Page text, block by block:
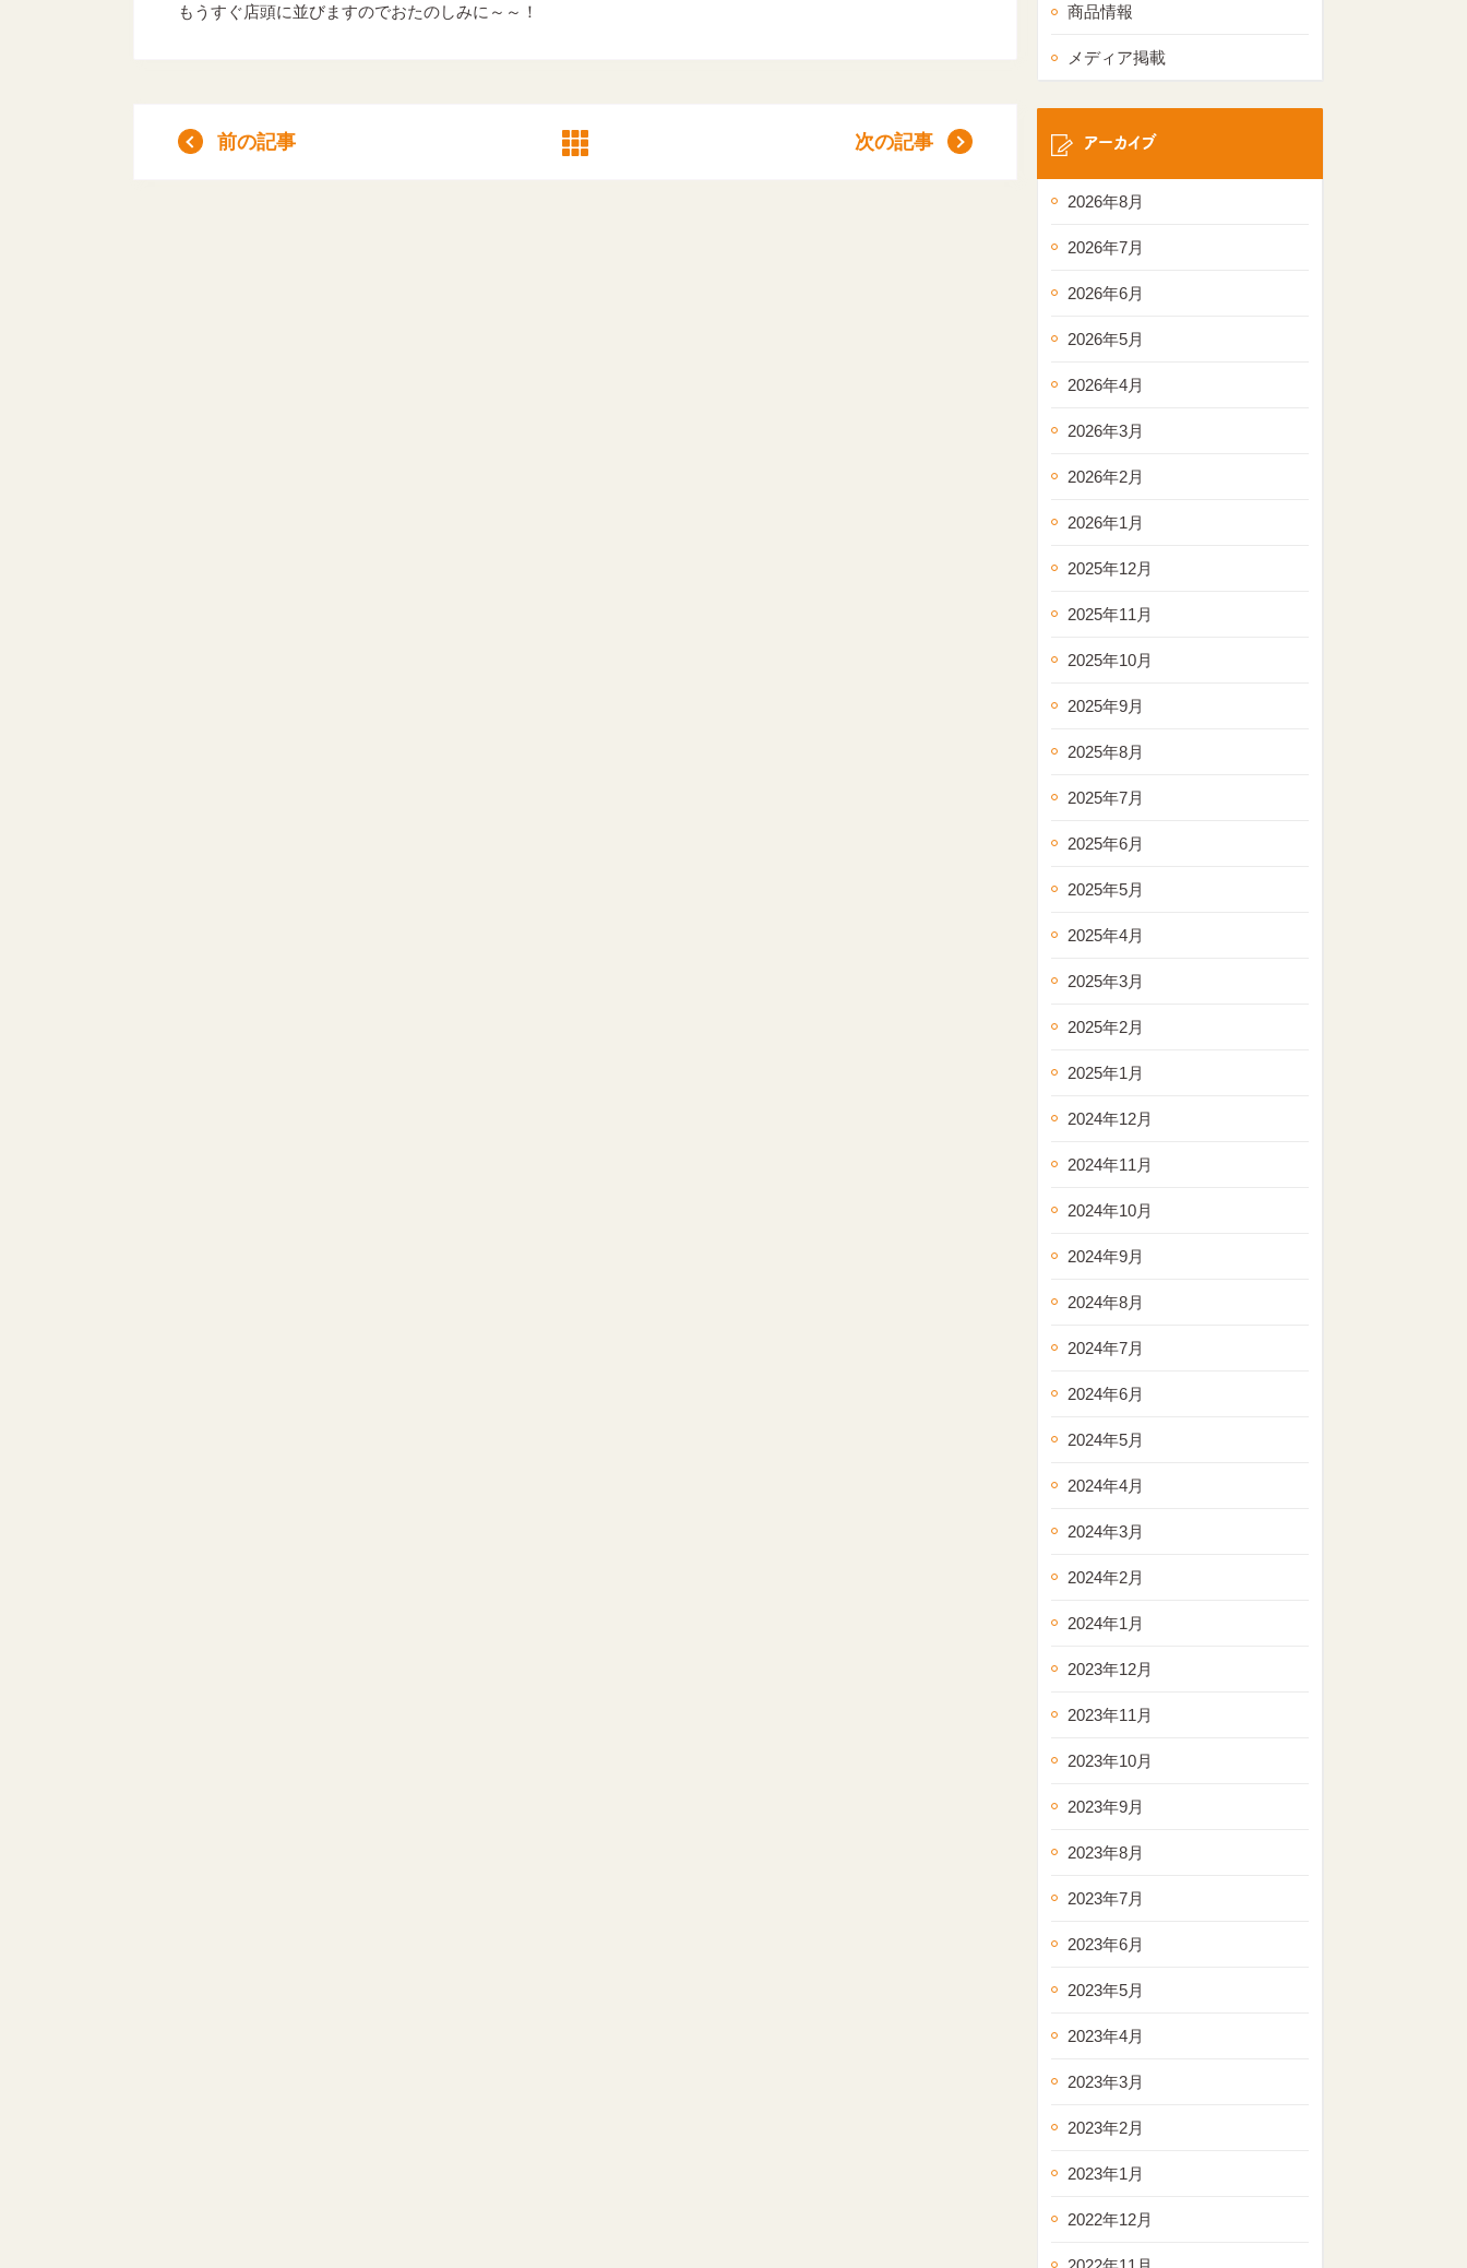
もうすぐ店頭に並びますのでおたのしみに～～！
前の記事 次の記事
商品情報
メディア掲載
アーカイブ
2026年8月
2026年7月
2026年6月
2026年5月
2026年4月
2026年3月
2026年2月
2026年1月
2025年12月
2025年11月
2025年10月
2025年9月
2025年8月
2025年7月
2025年6月
2025年5月
2025年4月
2025年3月
2025年2月
2025年1月
2024年12月
2024年11月
2024年10月
2024年9月
2024年8月
2024年7月
2024年6月
2024年5月
2024年4月
2024年3月
2024年2月
2024年1月
2023年12月
2023年11月
2023年10月
2023年9月
2023年8月
2023年7月
2023年6月
2023年5月
2023年4月
2023年3月
2023年2月
2023年1月
2022年12月